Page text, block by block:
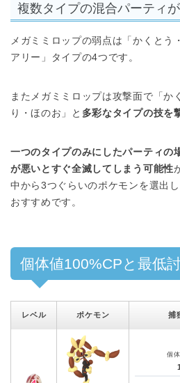
複数タイプの混合パーティ
メガミミロップの弱点は「かくとう
アリー」タイプの4つです。
またメガミミロップは攻撃面で「か
り・ほのお」と 多彩なタイプの技を
一つのタイプのみにしたパーティの
が悪いとすぐ全滅してしまう可能性
中から3つぐらいのポケモンを選出
おすすめです。
個体値100%CPと最低
レベル ポケモン 捕
個